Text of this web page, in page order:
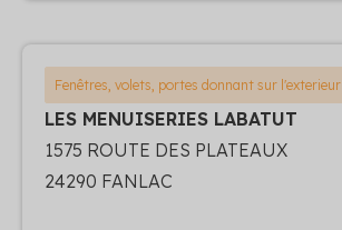
Fenêtres, volets, portes donnant sur l'exterieur
LES MENUISERIES LABATUT
1575 ROUTE DES PLATEAUX
24290 FANLAC